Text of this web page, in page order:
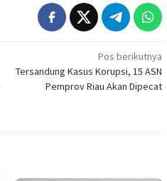
Pos berikutnya
Tersandung Kasus Korupsi, 15 ASN
Pemprov Riau Akan Dipecat